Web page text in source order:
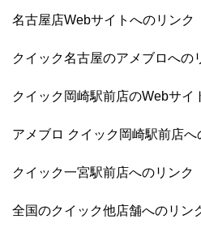
名古屋店Webサイトへのリンク
クイック名古屋のアメブロへの
クイック岡崎駅前店のWebサイ
アメブロ クイック岡崎駅前店へ
クイック一宮駅前店へのリンク
全国のクイック他店舗へのリン